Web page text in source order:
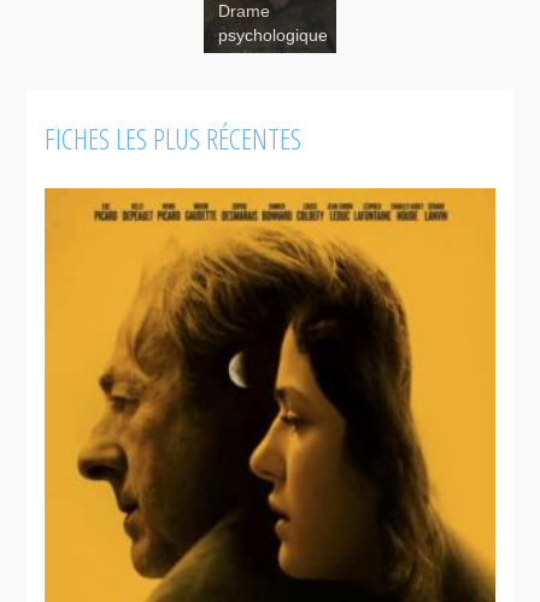
À tous
ceux qui ne
me lisent
pas
Drame
psychologique
FICHES LES PLUS RÉCENTES